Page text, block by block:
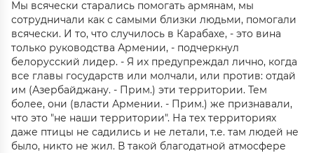
Мы всячески старались помогать армянам, мы
сотрудничали как с самыми близки людьми, помогали
всячески. И то, что случилось в Карабахе, - это вина
только руководства Армении, - подчеркнул
белорусский лидер. - Я их предупреждал лично, когда
все главы государств или молчали, или против: отдай
им (Азербайджану. - Прим.) эти территории. Тем
более, они (власти Армении. - Прим.) же признавали,
что это "не наши территории". На тех территориях
даже птицы не садились и не летали, т.е. там людей не
было, никто не жил. В такой благодатной атмосфере